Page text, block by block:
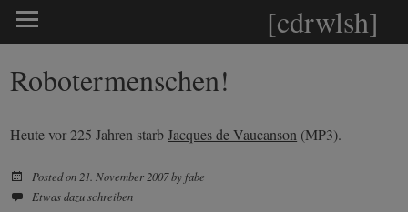
[cdrwlsh]
Robotermenschen!
Heute vor 225 Jahren starbJacques de Vaucanson (MP3).
Posted on 21. November 2007by fabe
Etwas dazu schreiben